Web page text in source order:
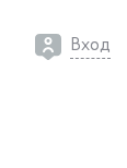
Вход